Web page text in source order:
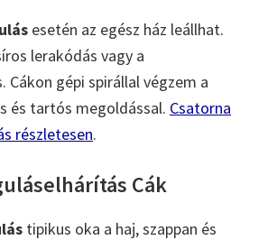
esetén az egész ház leállhat.
lerakódás vagy a
Cákon gépi spirállal végzem a
és tartós megoldással. Csatorna
részletesen.
Cák
tipikus oka a haj, szappan és